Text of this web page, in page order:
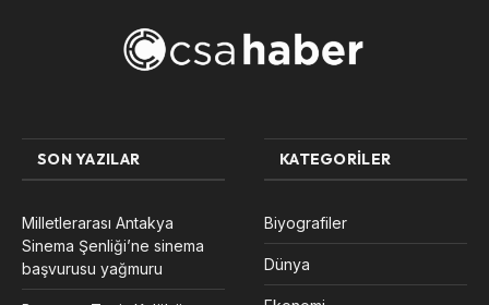
SON YAZILAR
Milletlerarası Antakya
Sinema Şenliği’ne sinema
başvurusu yağmuru
KATEGORILER
Biyografiler
Dünya